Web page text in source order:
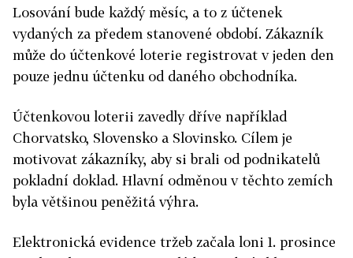
Losování bude každý měsíc, a to z účtenek
vydaných za předem stanovené období. Zákazník
může do účtenkové loterie registrovat v jeden den
pouze jednu účtenku od daného obchodníka.
Účtenkovou loterii zavedly dříve například
Chorvatsko, Slovensko a Slovinsko. Cílem je
motivovat zákazníky, aby si brali od podnikatelů
pokladní doklad. Hlavní odměnou v těchto zemích
byla většinou peněžitá výhra.
Elektronická evidence tržeb začala loni 1. prosince